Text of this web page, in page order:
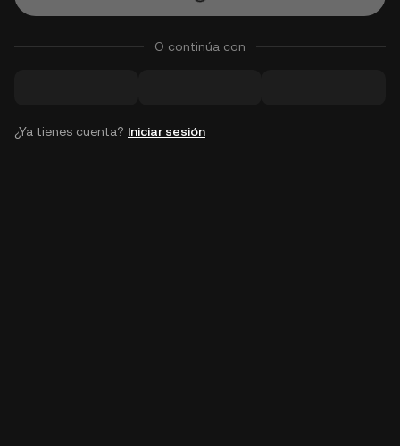
O continúa con
¿Ya tienes cuenta? Iniciar sesión